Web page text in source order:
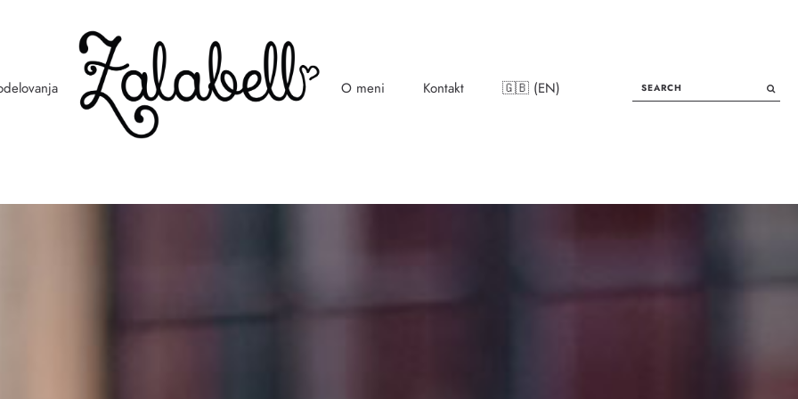
O meni Kontakt 🇬🇧 (EN) SEARCH